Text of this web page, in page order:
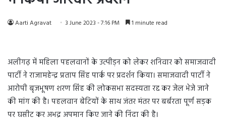
Aarti Agravat 3 June 2023 - 7:16 PM 1 minute read
अलीगढ़ में महिला पहलवानों के उत्पीड़न को लेकर शनिवार को समाजवादी
पार्टी ने राजामहेन्द्र प्रताप सिंह पार्क पर प्रदर्शन किया। समाजवादी पार्टी ने
आरोपी बृजभूषण शरण सिंह की लोकसभा सदस्यता रद्द कर जेल भेजे जाने
की मांग की है। पहलवान बेटियों के साथ जंतर मंतर पर बर्बरता पूर्ण सड़क
पर घसीट कर अभद्र अपमान किए जाने की निंदा की है।